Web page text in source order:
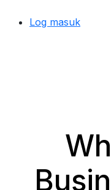
Log masuk